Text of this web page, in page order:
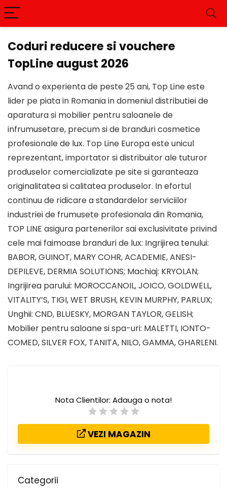
Coduri reducere si vouchere
TopLine august 2026
Avand o experienta de peste 25 ani, Top Line este
lider pe piata in Romania in domeniul distributiei de
aparatura si mobilier pentru saloanele de
infrumusetare, precum si de branduri cosmetice
profesionale de lux. Top Line Europa este unicul
reprezentant, importator si distribuitor ale tuturor
produselor comercializate pe site si garanteaza
originalitatea si calitatea produselor. In efortul
continuu de ridicare a standardelor serviciilor
industriei de frumusete profesionala din Romania,
TOP LINE asigura partenerilor sai exclusivitate privind
cele mai faimoase branduri de lux: Ingrijirea tenului:
BABOR, GUINOT, MARY COHR, ACADEMIE, ANESI-
DEPILEVE, DERMIA SOLUTIONS; Machiaj: KRYOLAN;
Ingrijirea parului: MOROCCANOIL, JOICO, GOLDWELL,
VITALITY’S, TIGI, WET BRUSH, KEVIN MURPHY, PARLUX;
Unghii: CND, BLUESKY, MORGAN TAYLOR, GELISH;
Mobilier pentru saloane si spa-uri: MALETTI, IONTO-
COMED, SILVER FOX, TANITA, NILO, GAMMA, GHARLENI.
Nota Clientilor: Adauga o nota!
VEZI MAGAZIN
Categorii